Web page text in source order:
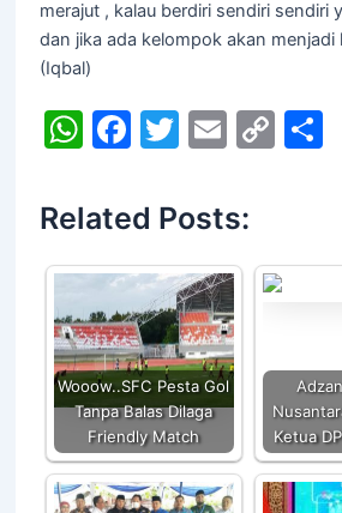
merajut , kalau berdiri sendiri sendiri
dan jika ada kelompok akan menjadi
(Iqbal)
W
at
s
A
p
p
F
c
e
b
o
o
k
T
itt
er
E
ai
l
C
Li
k
S
Related Posts:
Wooow..SFC Pesta Gol
Tanpa Balas Dilaga
Friendly Match
Ketua